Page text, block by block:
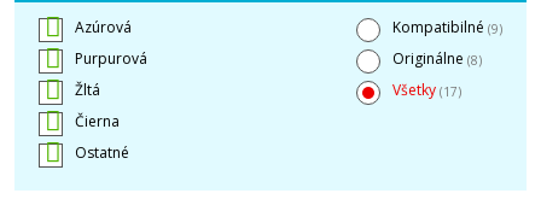
Azúrová
Purpurová
Žltá
Čierna
Ostatné
Kompatibilné (9)
Originálne (8)
Všetky (17)